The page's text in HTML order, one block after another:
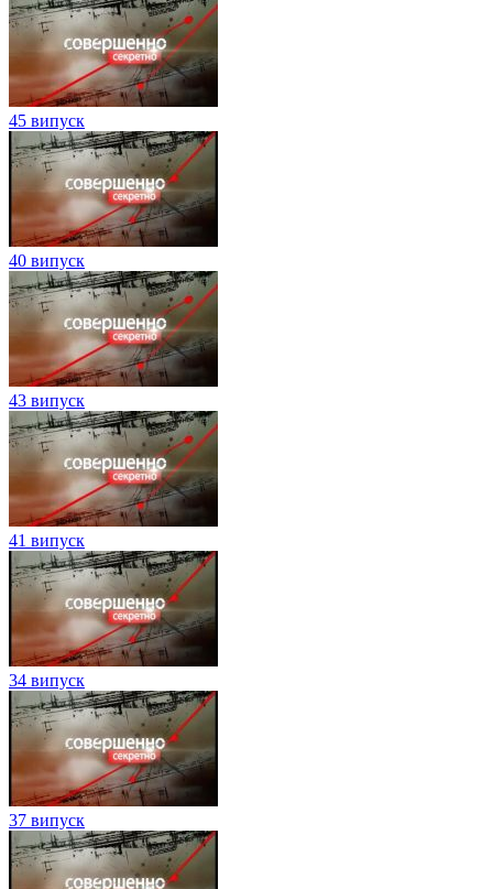
45 випуск
40 випуск
43 випуск
41 випуск
34 випуск
37 випуск